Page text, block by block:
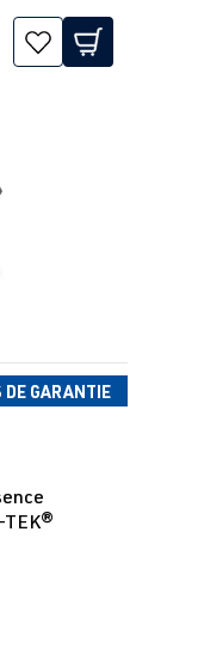
DE GARANTIE
TEK®